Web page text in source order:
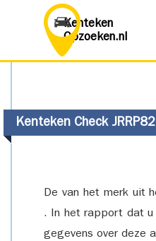
Kenteken
Opzoeken.nl
Kenteken Check JRRP82
De van het merk uit
. In het rapport dat
gegevens over deze